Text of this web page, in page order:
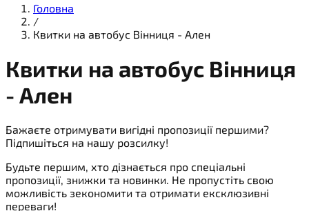
Головна
/
Квитки на автобус Вінниця - Ален
Квитки на автобус Вінниця
- Ален
Бажаєте отримувати вигідні пропозиції першими?
Підпишіться на нашу розсилку!
Будьте першим, хто дізнається про спеціальні
пропозиції, знижки та новинки. Не пропустіть свою
можливість зекономити та отримати ексклюзивні
переваги!